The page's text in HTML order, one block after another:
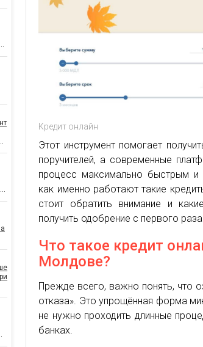
Кредит онлайн
Этот инструмент помогает
поручителей, а современные
процесс максимально быстрым и
как именно работают такие
стоит обратить внимание и
получить одобрение с первого
Что такое кредит
Молдове?
Прежде всего, важно понять, что
отказа». Это упрощённая форма
не нужно проходить длинные
банках.